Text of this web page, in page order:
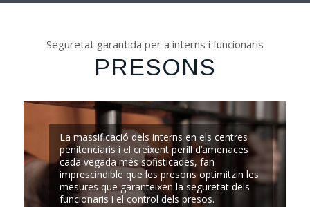
Seguretat garantida per a interns i funcionaris
PRESONS
La massificació dels interns en els centres
penitenciaris i el creixent perill d’amenaces
cada vegada més sofisticades, fan
imprescindible que les presons optimitzin les
mesures que garanteixen la seguretat dels
funcionaris i el control dels presos.